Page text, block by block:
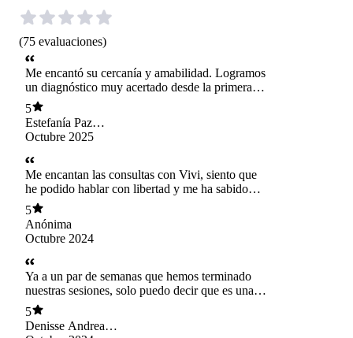
(75 evaluaciones)
Me encantó su cercanía y amabilidad. Logramos
un diagnóstico muy acertado desde la primera
sesión, y hasta me emocioné.
5
Estefanía Paz
Humud Salas
Octubre 2025
Me encantan las consultas con Vivi, siento que
he podido hablar con libertad y me ha sabido
escuchar, en el poco tiempo que llevamos he
podido ir tratando y dándome cuenta de cosas
importantes que me han afectado, me siento feliz
porque he notado mejorías, la recomiendo mil
veces
5
Anónima
Octubre 2024
Ya a un par de semanas que hemos terminado
nuestras sesiones, solo puedo decir que es una
excelente persona y profesional, me acompañó
en todos mis procesos con una excelente
disposición, amable y dulce. No me queda más
5
Denisse Andrea